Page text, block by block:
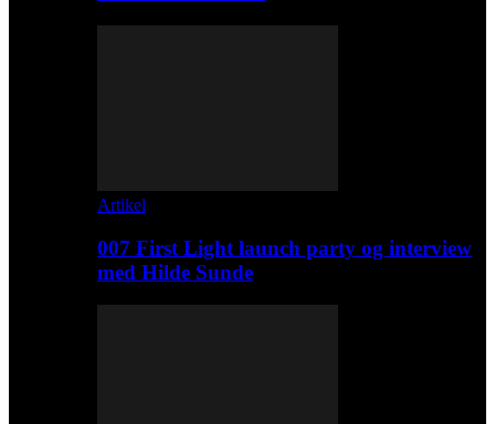
Artikel
007 First Light launch party og interview
med Hilde Sunde